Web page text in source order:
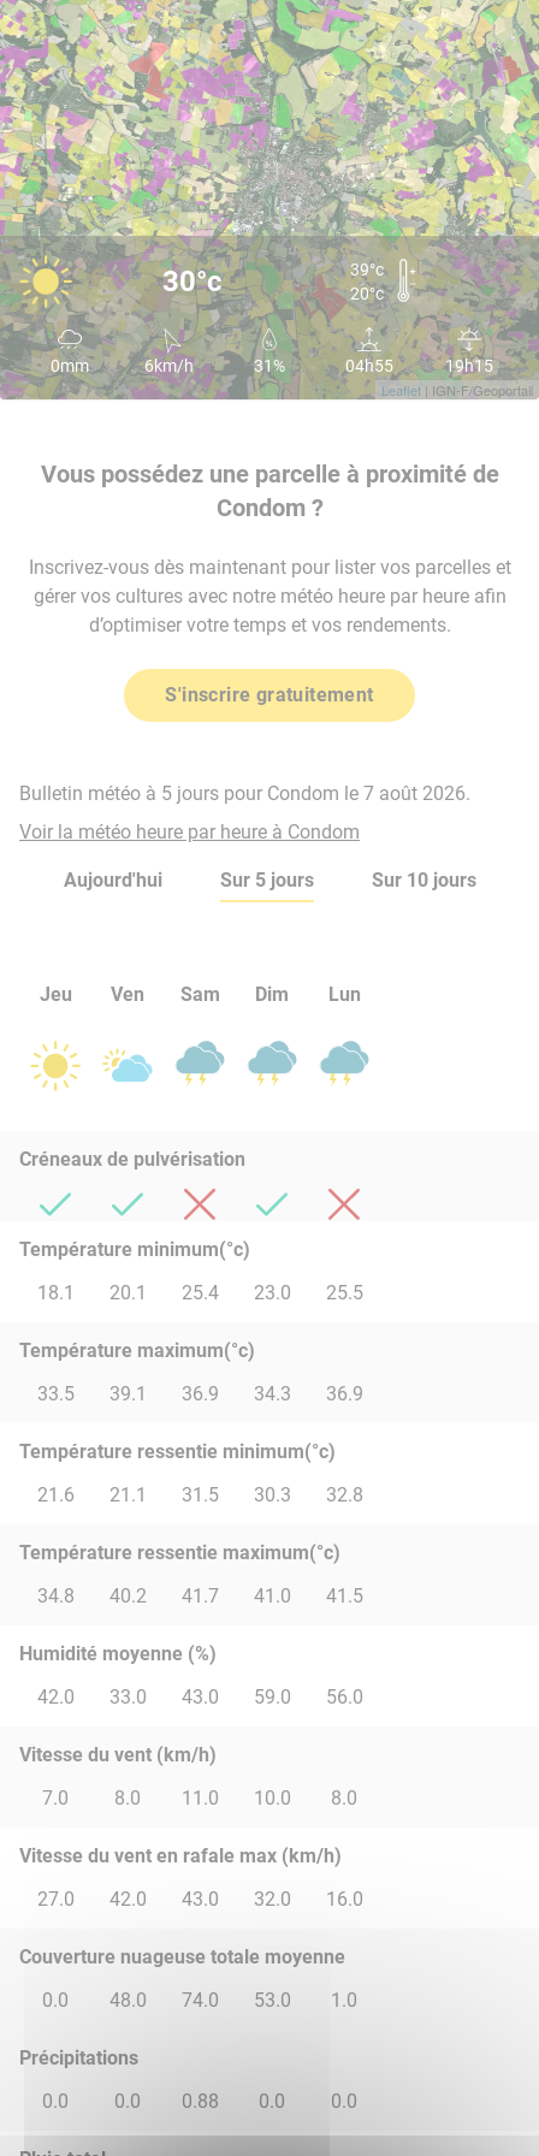
Leaflet | IGN-F/Geoportail
30°c
39°c
20°c
0mm 6km/h 31% 04h55 19h15
Vous possédez une parcelle à proximité de
Condom ?
Inscrivez-vous dès maintenant pour lister vos parcelles et
gérer vos cultures avec notre météo heure par heure afin
d’optimiser votre temps et vos rendements.
S'inscrire gratuitement
Bulletin météo à 5 jours pour Condom le 7 août 2026.
Voir la météo heure par heure à Condom
Aujourd'hui Sur 5 jours Sur 10 jours
Jeu Ven Sam Dim Lun
Créneaux de pulvérisation
Température minimum(°c)
18.1
20.1 25.4 23.0 25.5
Température maximum(°c)
33.5
39.1 36.9 34.3 36.9
Température ressentie minimum(°c)
21.6
21.1 31.5 30.3 32.8
Température ressentie maximum(°c)
34.8
40.2 41.7 41.0 41.5
Humidité moyenne (%)
42.0
33.0 43.0 59.0 56.0
Vitesse du vent (km/h)
7.0
8.0 11.0 10.0 8.0
Vitesse du vent en rafale max (km/h)
27.0
42.0 43.0 32.0 16.0
Couverture nuageuse totale moyenne
0.0
48.0 74.0 53.0 1.0
Précipitations
0.0
0.0 0.88 0.0 0.0